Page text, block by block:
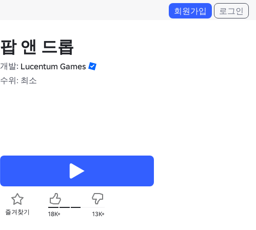
회원가입 로그인
팝 앤 드롭
개발: Lucentum Games
수위: 최소
즐겨찾기 18K+ 13K+